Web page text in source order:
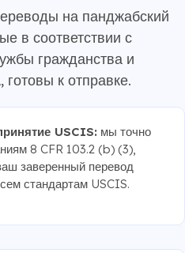
на панджабский
в соответствии с
гражданства и
к отправке.
USCIS: мы точно
8 CFR 103.2 (b) (3),
заверенный перевод
стандартам USCIS.